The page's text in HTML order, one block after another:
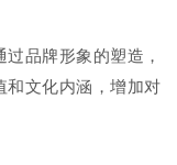
品牌形象的塑造，
和文化内涵，增加对